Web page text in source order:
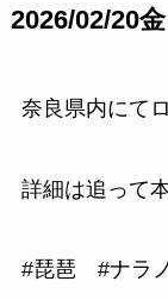
2026/02/20
奈良県内にて
詳細は追って
#琵琶 #ナラ